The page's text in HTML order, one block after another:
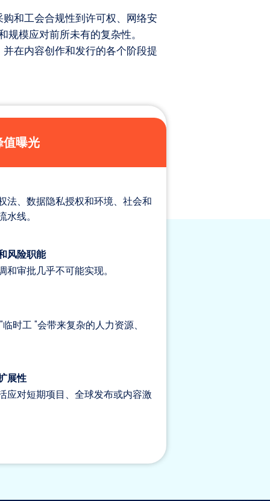
和工会合规性到许可权、网络安
模应对前所未有的复杂性。
在内容创作和发行的各个阶段提
值曝光
法、数据隐私授权和环境、社会和
线。
风险职能
审批几乎不可能实现。
时工 "会带来复杂的人力资源、
展性
应对短期项目、全球发布或内容激